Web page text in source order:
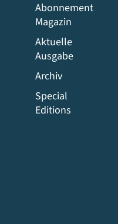
Abonnement
Magazin
Aktuelle
Ausgabe
Archiv
Special
Editions